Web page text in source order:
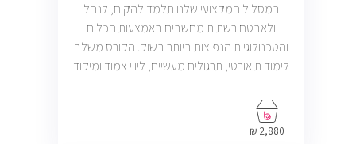
במסלול המקצועי שלנו תלמד להקים, לנהל
ולאבטח רשתות מחשבים באמצעות הכלים
והטכנולוגיות הנפוצות ביותר בשוק. הקורס משלב
לימוד תיאורטי, תרגולים מעשיים, ליווי צמוד ומיקוד
2,880 ₪